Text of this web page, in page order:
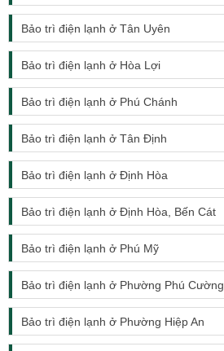
Bảo trì điện lạnh ở Tân Uyên
Bảo trì điện lạnh ở Hòa Lợi
Bảo trì điện lạnh ở Phú Chánh
Bảo trì điện lạnh ở Tân Định
Bảo trì điện lạnh ở Định Hòa
Bảo trì điện lạnh ở Định Hòa, Bến Cát
Bảo trì điện lạnh ở Phú Mỹ
Bảo trì điện lạnh ở Phường Phú Cường
Bảo trì điện lạnh ở Phường Hiệp An